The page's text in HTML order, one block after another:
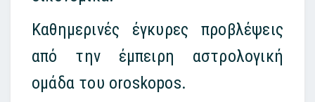
Καθημερινές έγκυρες προβλέψεις
από την έμπειρη αστρολογική
ομάδα του oroskopos.